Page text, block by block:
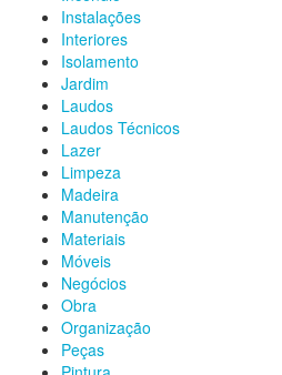
Instalações
Interiores
Isolamento
Jardim
Laudos
Laudos Técnicos
Lazer
Limpeza
Madeira
Manutenção
Materiais
Móveis
Negócios
Obra
Organização
Peças